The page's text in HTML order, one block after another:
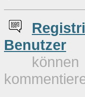
Reg
Benutzer